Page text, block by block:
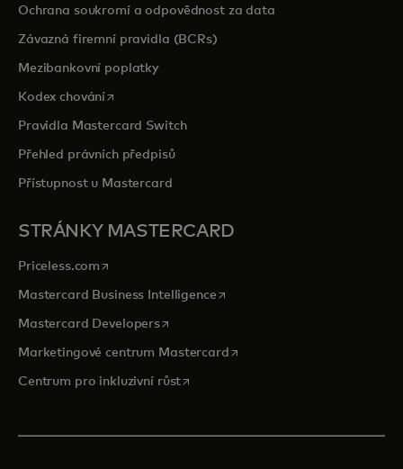
Ochrana soukromí a odpovědnost za data
Závazná firemní pravidla (BCRs)
Mezibankovní poplatky
Kodex chováníopens in a new tab
Pravidla Mastercard Switch
Přehled právních předpisů
Přístupnost u Mastercard
STRÁNKY MASTERCARD
Priceless.com opens in a new tab
Mastercard Business Intelligenceopens in a new tab
Mastercard Developersopens in a new tab
Marketingové centrum Mastercardopens in a new tab
Centrum pro inkluzivní růstopens in a new tab